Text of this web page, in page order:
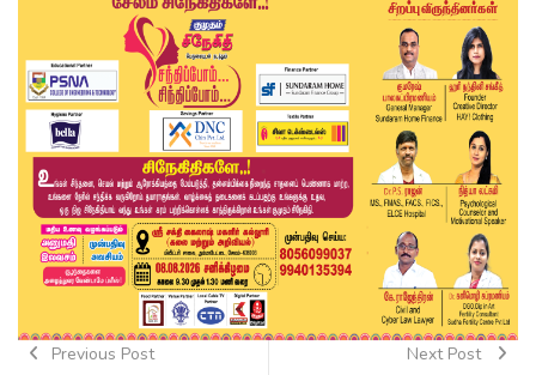
Previous Post Next Post